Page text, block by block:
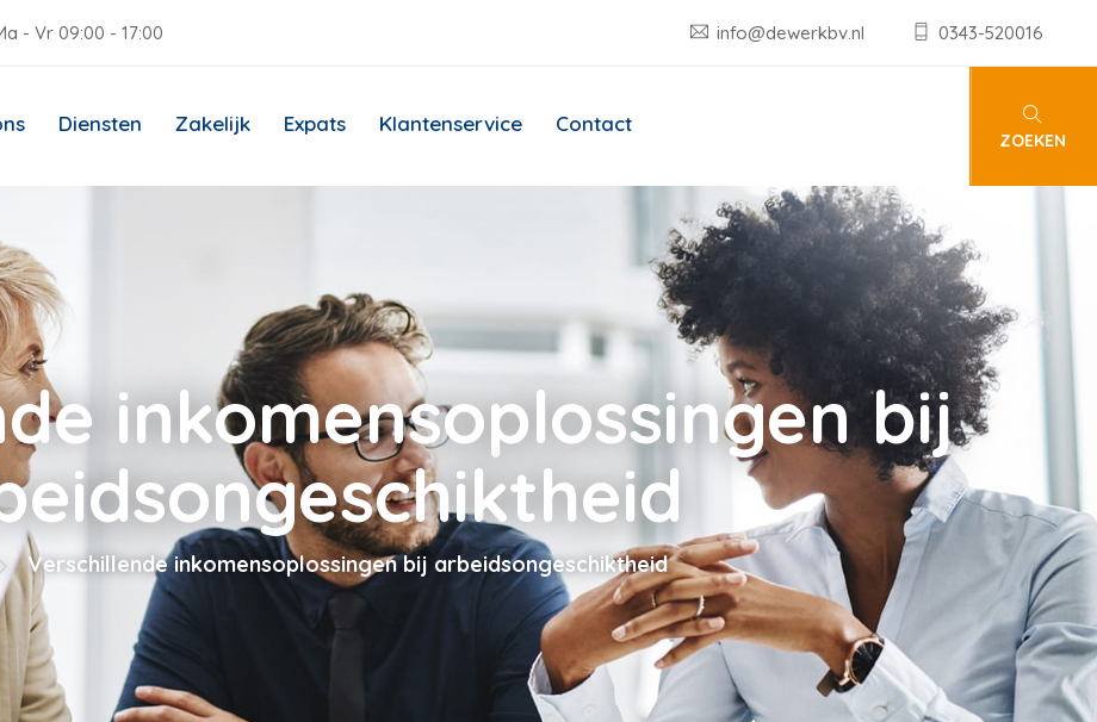
- Vr 09:00 - 17:00 info@dewerkbv.nl 0343-520016
Diensten Zakelijk Expats Klantenservice Contact
ZOEKEN
inkomensoplossingen bij
Verschillende inkomensoplossingen bij arbeidsongeschiktheid